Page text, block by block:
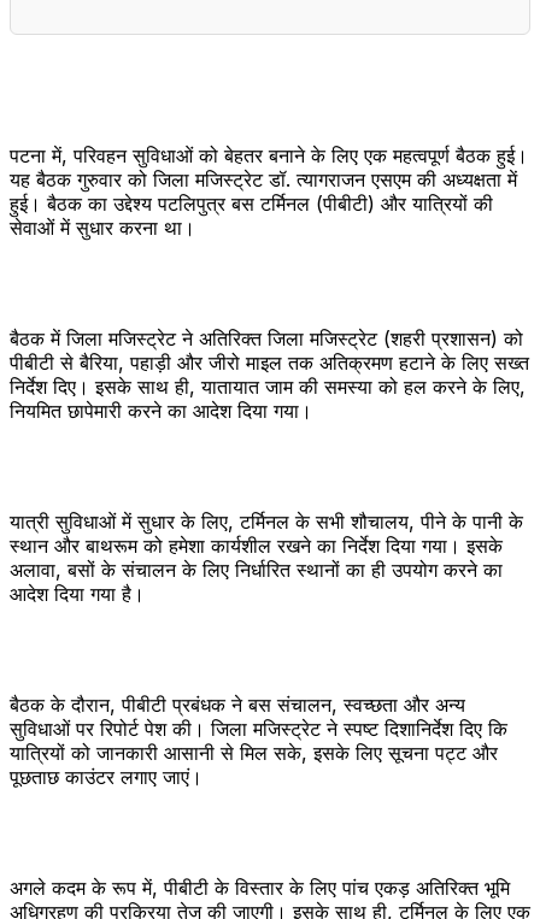
पटना में, परिवहन सुविधाओं को बेहतर बनाने के लिए एक महत्वपूर्ण बैठक हुई।
यह बैठक गुरुवार को जिला मजिस्ट्रेट डॉ. त्यागराजन एसएम की अध्यक्षता में
हुई। बैठक का उद्देश्य पटलिपुत्र बस टर्मिनल (पीबीटी) और यात्रियों की
सेवाओं में सुधार करना था।
बैठक में जिला मजिस्ट्रेट ने अतिरिक्त जिला मजिस्ट्रेट (शहरी प्रशासन) को
पीबीटी से बैरिया, पहाड़ी और जीरो माइल तक अतिक्रमण हटाने के लिए सख्त
निर्देश दिए। इसके साथ ही, यातायात जाम की समस्या को हल करने के लिए,
नियमित छापेमारी करने का आदेश दिया गया।
यात्री सुविधाओं में सुधार के लिए, टर्मिनल के सभी शौचालय, पीने के पानी के
स्थान और बाथरूम को हमेशा कार्यशील रखने का निर्देश दिया गया। इसके
अलावा, बसों के संचालन के लिए निर्धारित स्थानों का ही उपयोग करने का
आदेश दिया गया है।
बैठक के दौरान, पीबीटी प्रबंधक ने बस संचालन, स्वच्छता और अन्य
सुविधाओं पर रिपोर्ट पेश की। जिला मजिस्ट्रेट ने स्पष्ट दिशानिर्देश दिए कि
यात्रियों को जानकारी आसानी से मिल सके, इसके लिए सूचना पट्ट और
पूछताछ काउंटर लगाए जाएं।
अगले कदम के रूप में, पीबीटी के विस्तार के लिए पांच एकड़ अतिरिक्त भूमि
अधिग्रहण की प्रक्रिया तेज की जाएगी। इसके साथ ही, टर्मिनल के लिए एक